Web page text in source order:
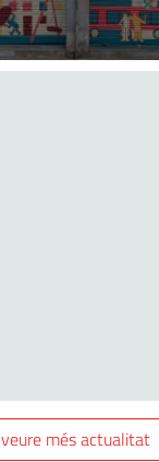
veure més actualitat